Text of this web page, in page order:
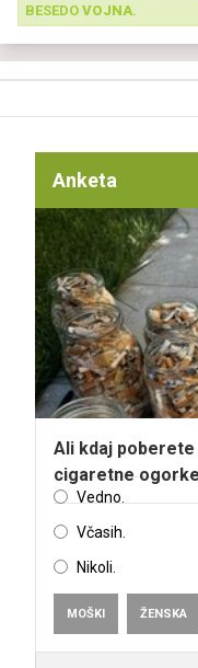
BESEDO VOJNA.
Anketa
Ali kdaj
cigaretne
Vedno.
Včasih.
Nikoli.
MOŠKI ŽENSKA